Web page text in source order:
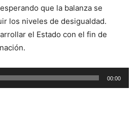
que la balanza se
los niveles de desigualdad.
el Estado con el fin de
00:00